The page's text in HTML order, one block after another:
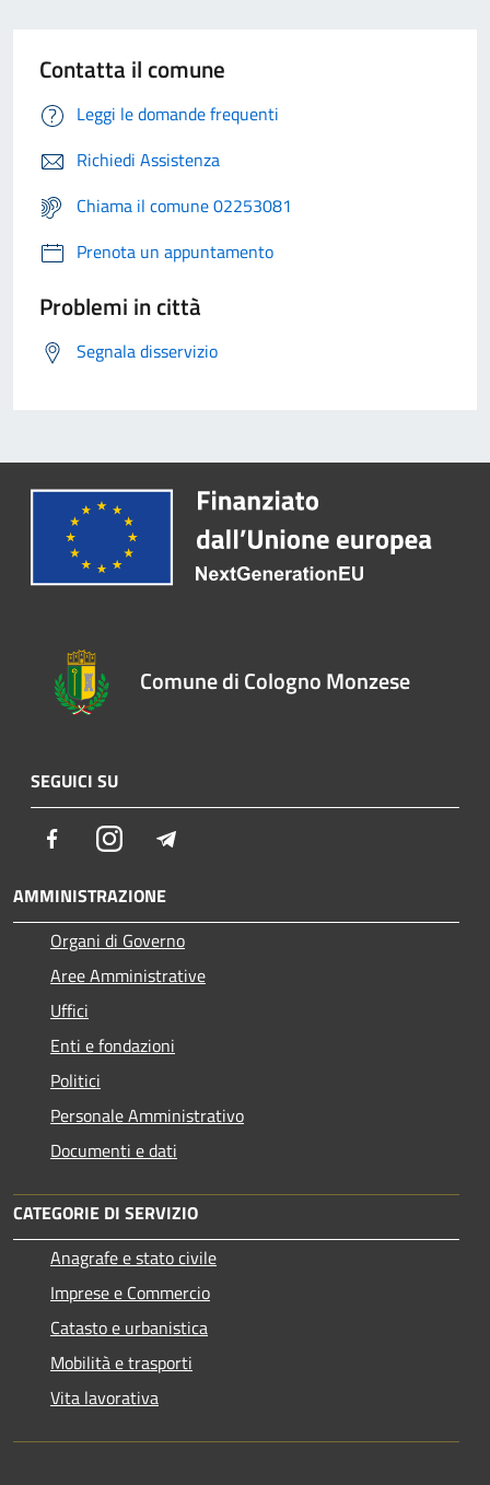
Contatta il comune
Leggi le domande frequenti
Richiedi Assistenza
Chiama il comune 02253081
Prenota un appuntamento
Problemi in città
Segnala disservizio
Comune di Cologno Monzese
SEGUICI SU
FacebookInstagram
AMMINISTRAZIONE
Organi di Governo
Aree Amministrative
Uffici
Enti e fondazioni
Politici
Personale Amministrativo
Documenti e dati
CATEGORIE DI SERVIZIO
Anagrafe e stato civile
Imprese e Commercio
Catasto e urbanistica
Mobilità e trasporti
Vita lavorativa